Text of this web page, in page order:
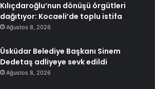
Kılıçdaroğlu’nun dönüşü örgütleri
dağıtıyor: Kocaeli’de toplu istifa
Ağustos 8, 2026
Üsküdar Belediye Başkanı Sinem
Dedetaş adliyeye sevk edildi
Ağustos 8, 2026